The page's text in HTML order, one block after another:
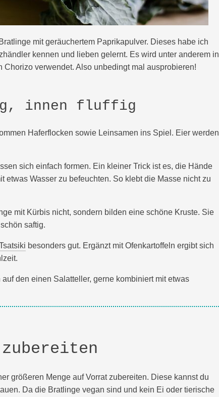
mit geräuchertem Paprikapulver. Dieses habe ich
kennen und lieben gelernt. Es wird unter anderem in
Chorizo verwendet. Also unbedingt mal ausprobieren!
innen fluffig
Haferflocken sowie Leinsamen ins Spiel. Eier werden
sich einfach formen. Ein kleiner Trick ist es, die Hände
etwas Wasser zu befeuchten. So klebt die Masse nicht zu
mit Kürbis nicht, sondern bilden eine schöne Kruste. Sie
saftig.
besonders gut. Ergänzt mit Ofenkartoffeln ergibt sich
den einen Salatteller, gerne kombiniert mit etwas
größeren Menge auf Vorrat zubereiten. Diese kannst du
Da die Bratlinge vegan sind und kein Ei oder tierische